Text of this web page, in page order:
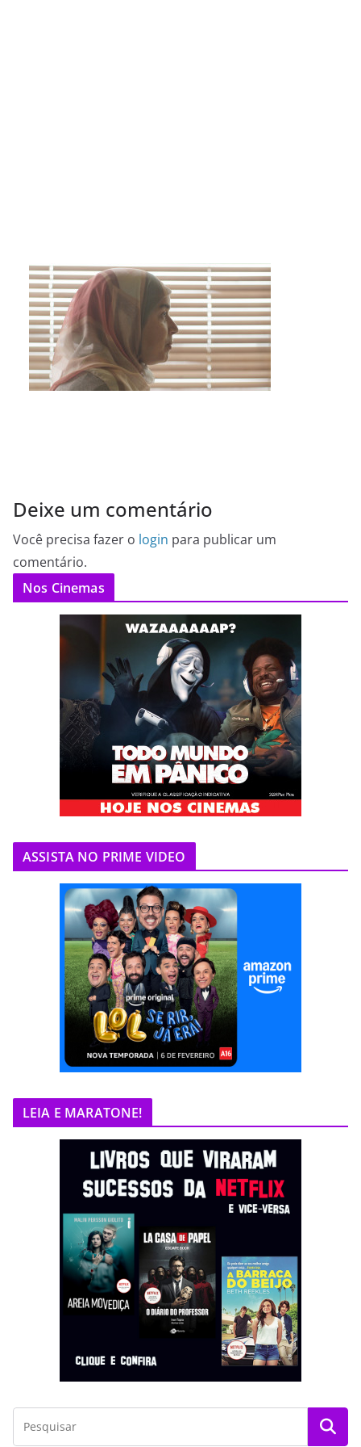
Deixe um comentário
Você precisa fazer o login para publicar um
comentário.
Nos Cinemas
ASSISTA NO PRIME VIDEO
LEIA E MARATONE!